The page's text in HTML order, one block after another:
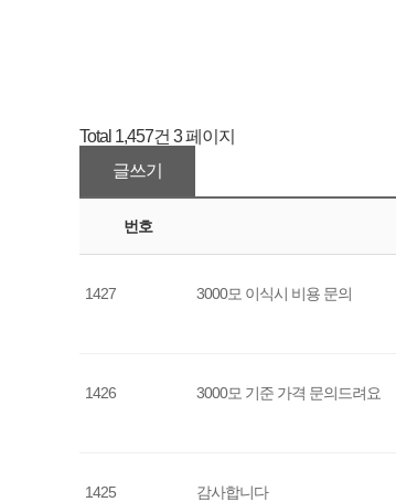
Total 1,457건 3 페이지
글쓰기
번호
1427 3000모 이식시 비용 문의
1426 3000모 기준 가격 문의드려요
1425 감사합니다